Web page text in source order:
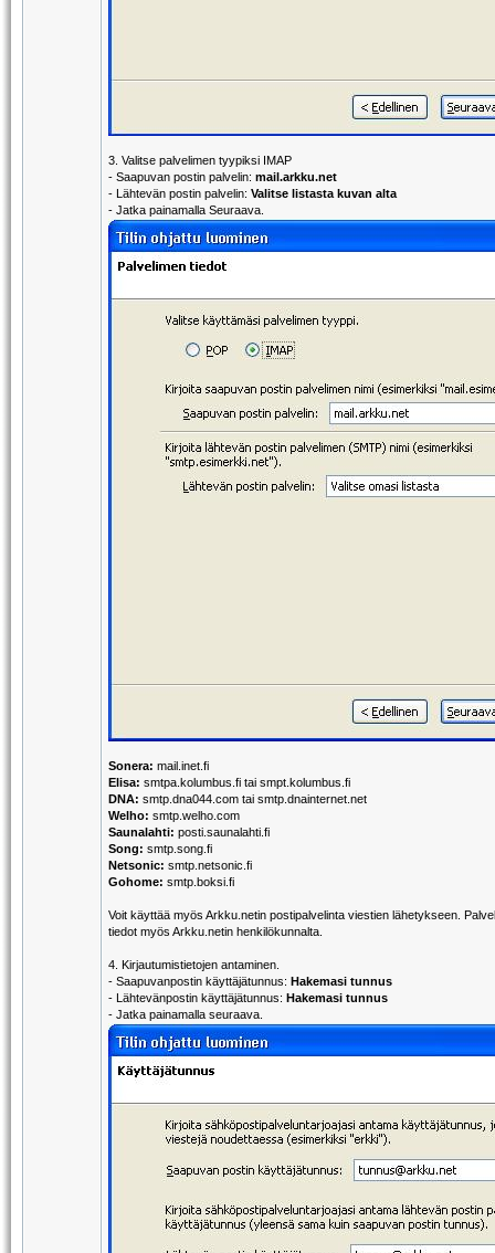
3. Valitse palvelimen tyypiksi IMAP
- Saapuvan postin palvelin: mail.arkku.net
- Lähtevän postin palvelin: Valitse listasta kuvan alta
- Jatka painamalla Seuraava.
Sonera: mail.inet.fi
Elisa: smtpa.kolumbus.fi tai smpt.kolumbus.fi
DNA: smtp.dna044.com tai smtp.dnainternet.net
Welho: smtp.welho.com
Saunalahti: posti.saunalahti.fi
Song: smtp.song.fi
Netsonic: smtp.netsonic.fi
Gohome: smtp.boksi.fi
Voit käyttää myös Arkku.netin postipalvelinta viestien lähetykseen.
tiedot myös Arkku.netin henkilökunnalta.
4. Kirjautumistietojen antaminen.
- Saapuvanpostin käyttäjätunnus: Hakemasi tunnus
- Lähtevänpostin käyttäjätunnus: Hakemasi tunnus
- Jatka painamalla seuraava.